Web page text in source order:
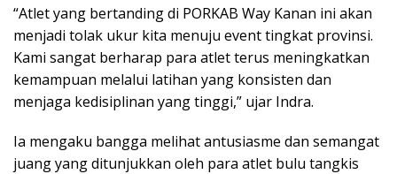
“Atlet yang bertanding di PORKAB Way Kanan ini akan
menjadi tolak ukur kita menuju event tingkat provinsi.
Kami sangat berharap para atlet terus meningkatkan
kemampuan melalui latihan yang konsisten dan
menjaga kedisiplinan yang tinggi,” ujar Indra.
Ia mengaku bangga melihat antusiasme dan semangat
juang yang ditunjukkan oleh para atlet bulu tangkis